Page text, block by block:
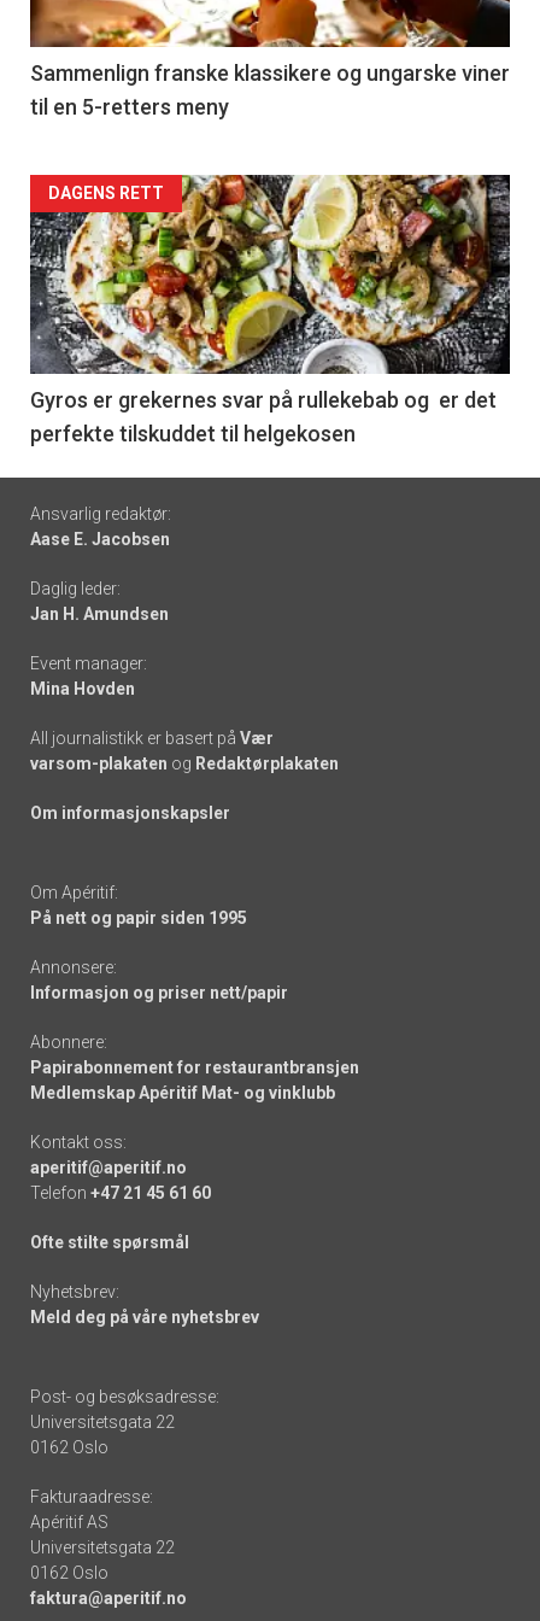
-
5
Sammenlign franske klassikere og ungarske viner
til en 5-retters meny
Forsiden
akkurat
nå
-
6
DAGENS RETT
Gyros er grekernes svar på rullekebab og er det
perfekte tilskuddet til helgekosen
Footer
-
links
Ansvarlig redaktør:
Aase E. Jacobsen
Daglig leder:
Jan H. Amundsen
Event manager:
Mina Hovden
All journalistikk er basert på Vær
varsom-plakaten og Redaktørplakaten
Om informasjonskapsler
Om Apéritif:
På nett og papir siden 1995
Annonsere:
Informasjon og priser nett/papir
Abonnere:
Papirabonnement for restaurantbransjen
Medlemskap Apéritif Mat- og vinklubb
Kontakt oss:
aperitif@aperitif.no
Telefon +47 21 45 61 60
Ofte stilte spørsmål
Nyhetsbrev:
Meld deg på våre nyhetsbrev
Post- og besøksadresse:
Universitetsgata 22
0162 Oslo
Fakturaadresse:
Apéritif AS
Universitetsgata 22
0162 Oslo
faktura@aperitif.no